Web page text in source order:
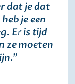
dat je dat
je een
Er is tijd
ze moeten